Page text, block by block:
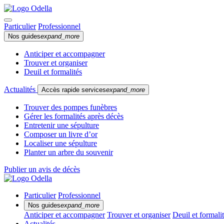
Particulier Professionnel
Nos guidesexpand_more
Anticiper et accompagner
Trouver et organiser
Deuil et formalités
Actualités Accès rapide servicesexpand_more
Trouver des pompes funèbres
Gérer les formalités après décès
Entretenir une sépulture
Composer un livre d’or
Localiser une sépulture
Planter un arbre du souvenir
Publier un avis de décès
Particulier Professionnel
Nos guidesexpand_more
Anticiper et accompagner Trouver et organiser Deuil et